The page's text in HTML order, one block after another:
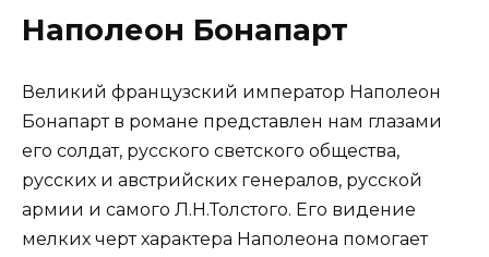
Наполеон Бонапарт
Великий французский император Наполеон
Бонапарт в романе представлен нам глазами
его солдат, русского светского общества,
русских и австрийских генералов, русской
армии и самого Л.Н.Толстого. Его видение
мелких черт характера Наполеона помогает